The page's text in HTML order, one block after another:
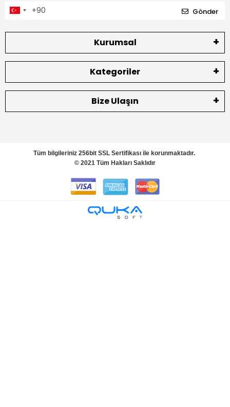
Gönder
Kurumsal
Kategoriler
Bize Ulaşın
Tüm bilgileriniz 256bit SSL Sertifikası ile korunmaktadır.
© 2021 Tüm Hakları Saklıdır